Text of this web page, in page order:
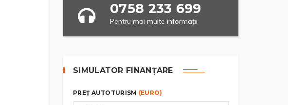
0758 233 699
Pentru mai multe informații
SIMULATOR FINANȚARE
PREȚ AUTOTURISM (EURO)